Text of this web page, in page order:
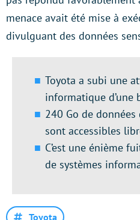
menace avait été mise à
divulguant des données
Toyota a subi une
informatique d’une
240 Go de
sont accessibles
C’est une énième
de systèmes
Toyota